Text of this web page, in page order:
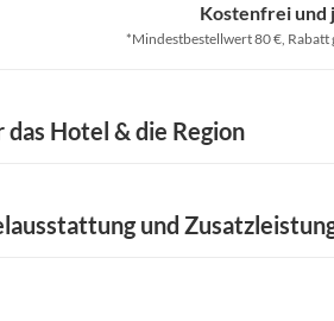
Kostenfrei und
*Mindestbestellwert 80 €,
das Hotel & die Region
und